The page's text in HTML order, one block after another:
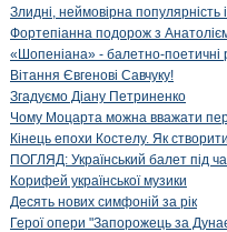
Злидні, неймовірна
Фортепіанна подорож з
«Шопеніана» - балетно-поетичні
Вітання Євгенові Савчуку!
Згадуємо Діану Петриненко
Чому Моцарта можна вважати
Кінець епохи Костелу. Як
ПОГЛЯД: Український балет під
Корифей української музики
Десять нових симфоній за рік
Герої опери "Запорожець за